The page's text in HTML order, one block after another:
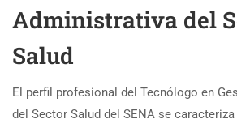
Administrativa del
Salud
El perfil profesional del Tecnólogo en
del Sector Salud del SENA se